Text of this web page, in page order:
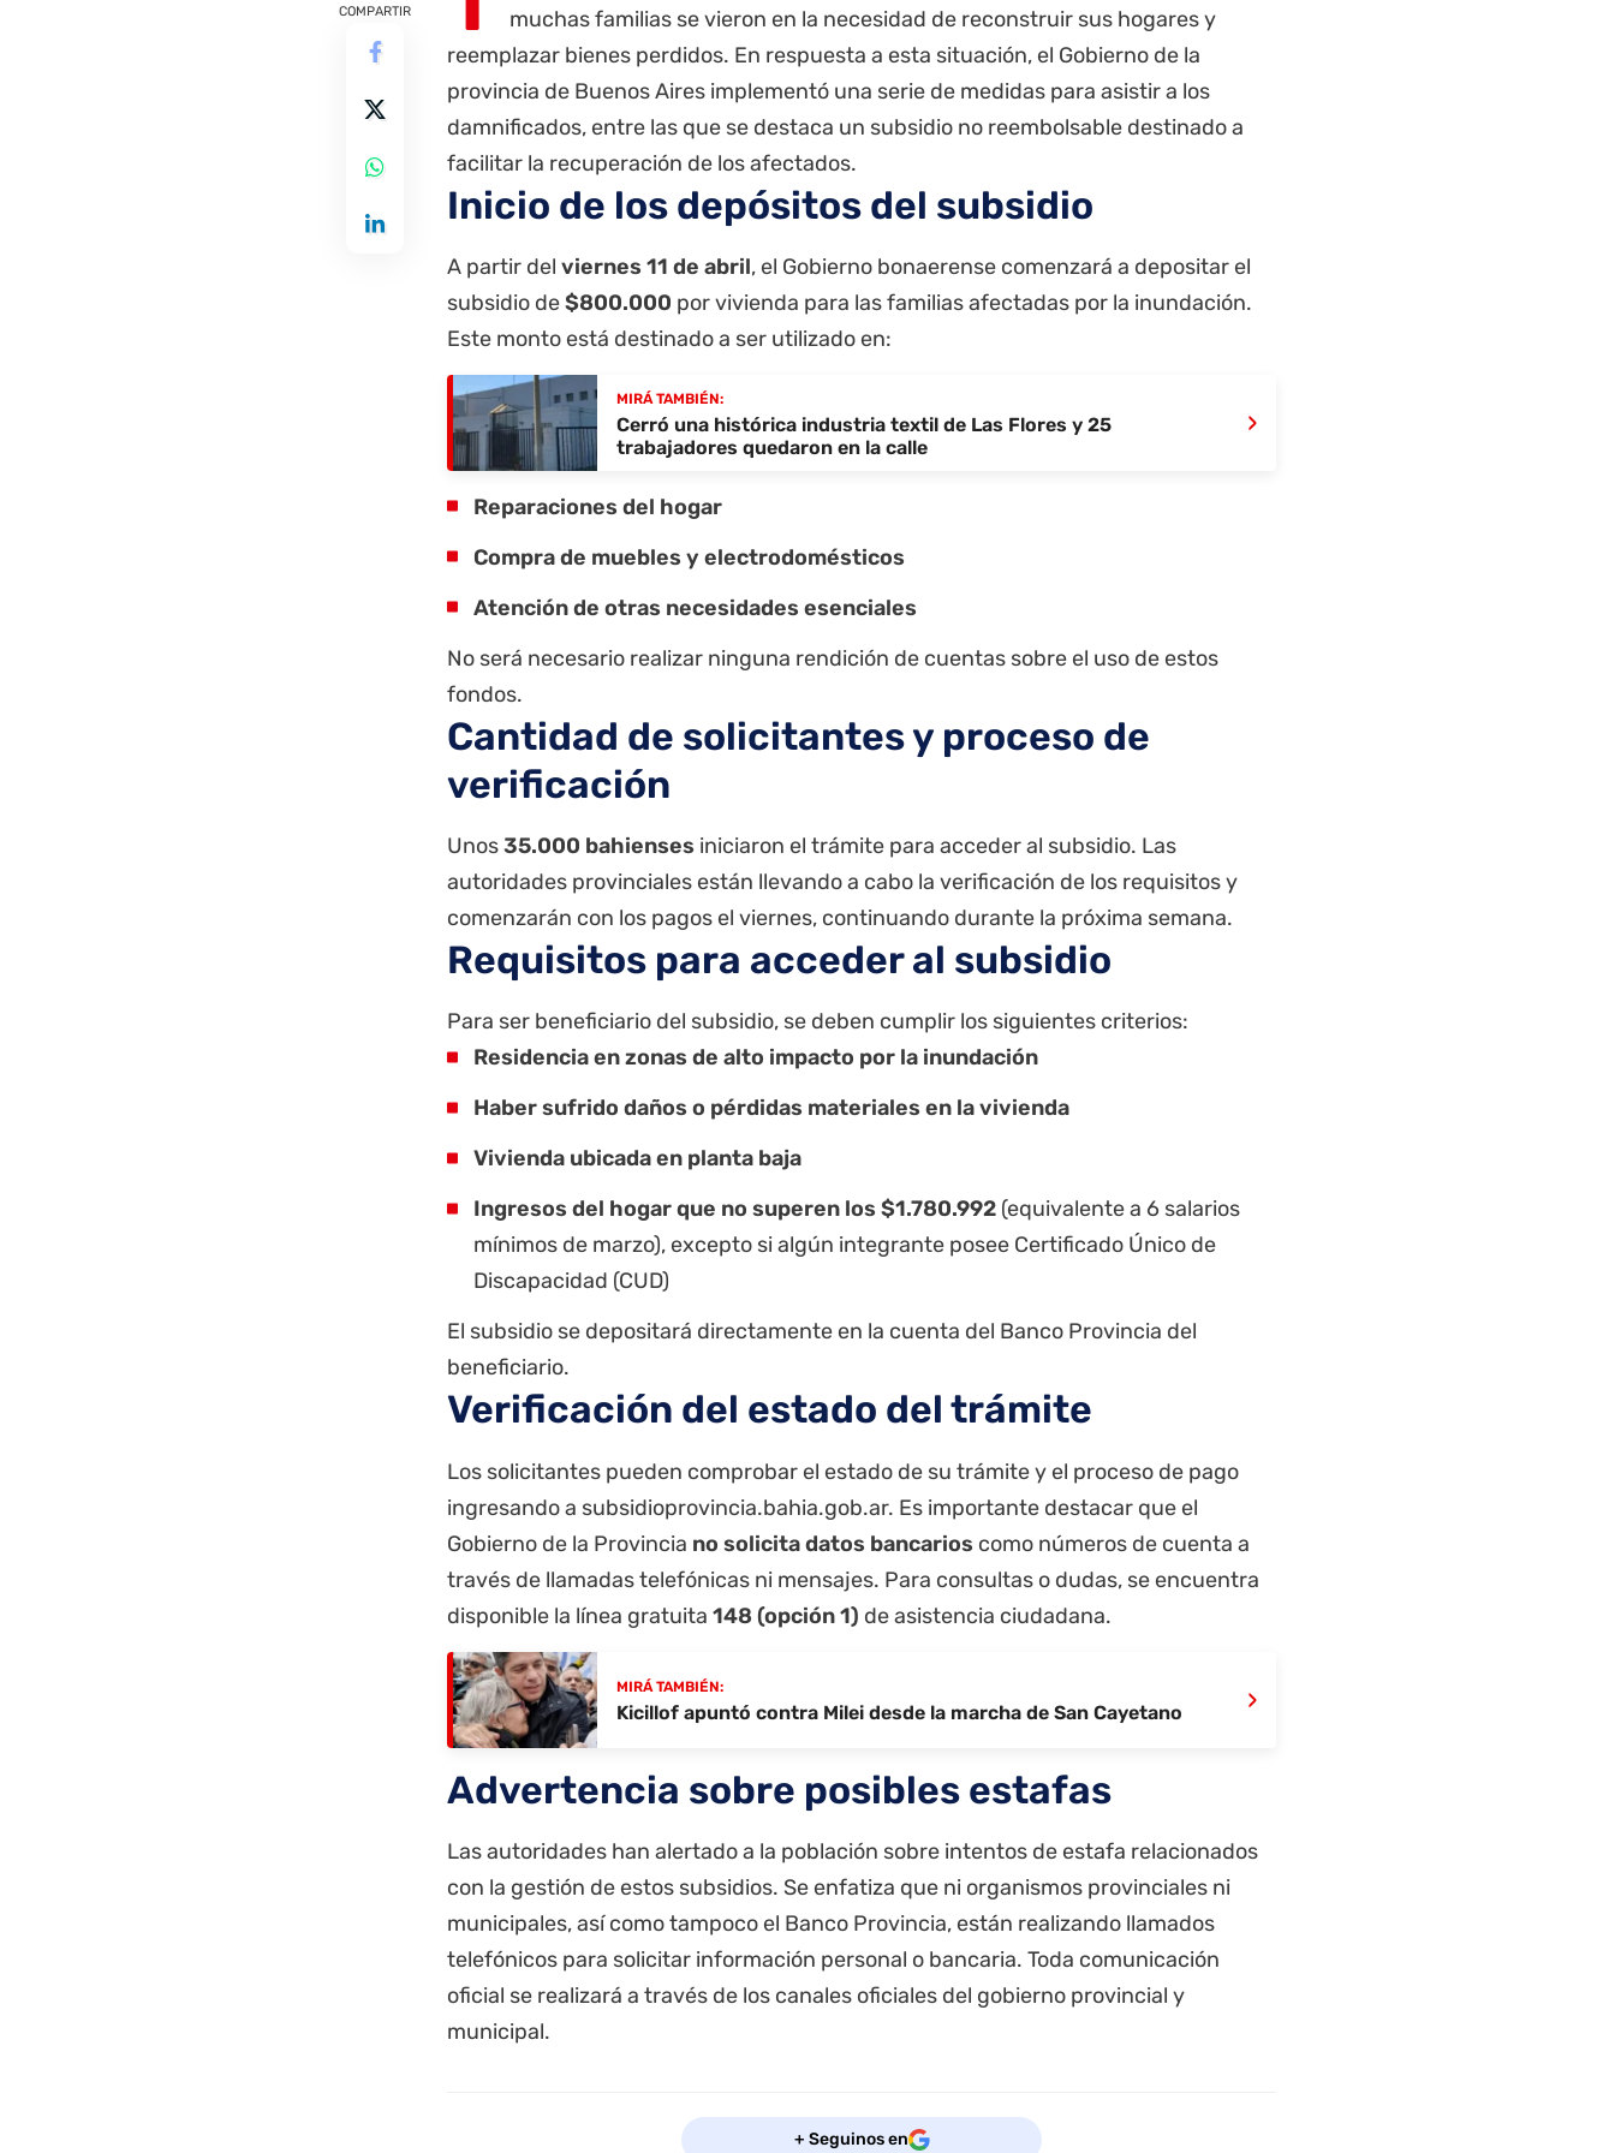
COMPARTIR
muchas familias se vieron en la necesidad de reconstruir sus hogares y
reemplazar bienes perdidos. En respuesta a esta situación, el Gobierno de la
provincia de Buenos Aires implementó una serie de medidas para asistir a los
damnificados, entre las que se destaca un subsidio no reembolsable destinado a
facilitar la recuperación de los afectados.
Inicio de los depósitos del subsidio
A partir del viernes 11 de abril, el Gobierno bonaerense comenzará a depositar el
subsidio de$800.000 por vivienda para las familias afectadas por la inundación.
Este monto está destinado a ser utilizado en:
MIRÁ TAMBIÉN:
Cerró una histórica industria textil de Las Flores y 25
trabajadores quedaron en la calle
›
Reparaciones del hogar
Compra de muebles y electrodomésticos
Atención de otras necesidades esenciales
No será necesario realizar ninguna rendición de cuentas sobre el uso de estos
fondos.
Cantidad de solicitantes y proceso de
verificación
Unos35.000 bahienses iniciaron el trámite para acceder al subsidio. Las
autoridades provinciales están llevando a cabo la verificación de los requisitos y
comenzarán con los pagos el viernes, continuando durante la próxima semana.
Requisitos para acceder al subsidio
Para ser beneficiario del subsidio, se deben cumplir los siguientes criterios:
Residencia en zonas de alto impacto por la inundación
Haber sufrido daños o pérdidas materiales en la vivienda
Vivienda ubicada en planta baja
Ingresos del hogar que no superen los $1.780.992 (equivalente a 6 salarios
mínimos de marzo), excepto si algún integrante posee Certificado Único de
Discapacidad (CUD)
El subsidio se depositará directamente en la cuenta del Banco Provincia del
beneficiario.
Verificación del estado del trámite
Los solicitantes pueden comprobar el estado de su trámite y el proceso de pago
ingresando a subsidioprovincia.bahia.gob.ar. Es importante destacar que el
Gobierno de la Provincia no solicita datos bancarios como números de cuenta a
través de llamadas telefónicas ni mensajes. Para consultas o dudas, se encuentra
disponible la línea gratuita 148 (opción 1) de asistencia ciudadana.
MIRÁ TAMBIÉN:
Kicillof apuntó contra Milei desde la marcha de San Cayetano ›
Advertencia sobre posibles estafas
Las autoridades han alertado a la población sobre intentos de estafa relacionados
con la gestión de estos subsidios. Se enfatiza que ni organismos provinciales ni
municipales, así como tampoco el Banco Provincia, están realizando llamados
telefónicos para solicitar información personal o bancaria. Toda comunicación
oficial se realizará a través de los canales oficiales del gobierno provincial y
municipal.
+ Seguinos en